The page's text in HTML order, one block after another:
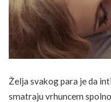
Želja svakog para je da
smatraju vrhuncem